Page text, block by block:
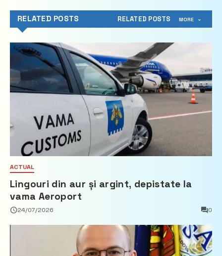
RELATED POSTS RELATED POSTS MORE
ACTUAL
Lingouri din aur și argint, depistate la
vama Aeroport
24/07/2026 0